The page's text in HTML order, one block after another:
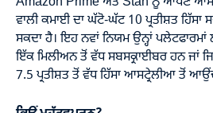
ਵਾਲੀ ਕਮਾਈ ਦਾ ਘੱਟੋ-ਘੱਟ 10 ਪ੍ਰਤੀਸ਼ਤ ਹਿੱਸਾ
ਸਕਦਾ ਹੈ। ਇਹ ਨਵਾਂ ਨਿਯਮ ਉਨ੍ਹਾਂ
ਇੱਕ ਮਿਲੀਅਨ ਤੋਂ ਵੱਧ ਸਬਸਕ੍ਰਾਈਬਰ ਹਨ ਜਾਂ
7.5 ਪ੍ਰਤੀਸ਼ਤ ਤੋਂ ਵੱਧ ਹਿੱਸਾ ਆਸਟ੍ਰੇਲੀਆ ਤੋਂ